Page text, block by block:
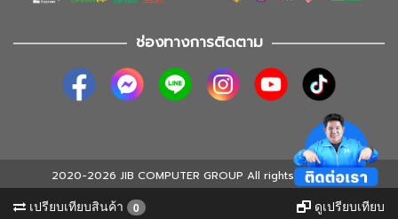
ช่องทางการติดตาม
2020-2026 JIB COMPUTER GROUP All rights reserved
เปรียบเทียบสินค้า 0 ดูเปรียบเทียบ